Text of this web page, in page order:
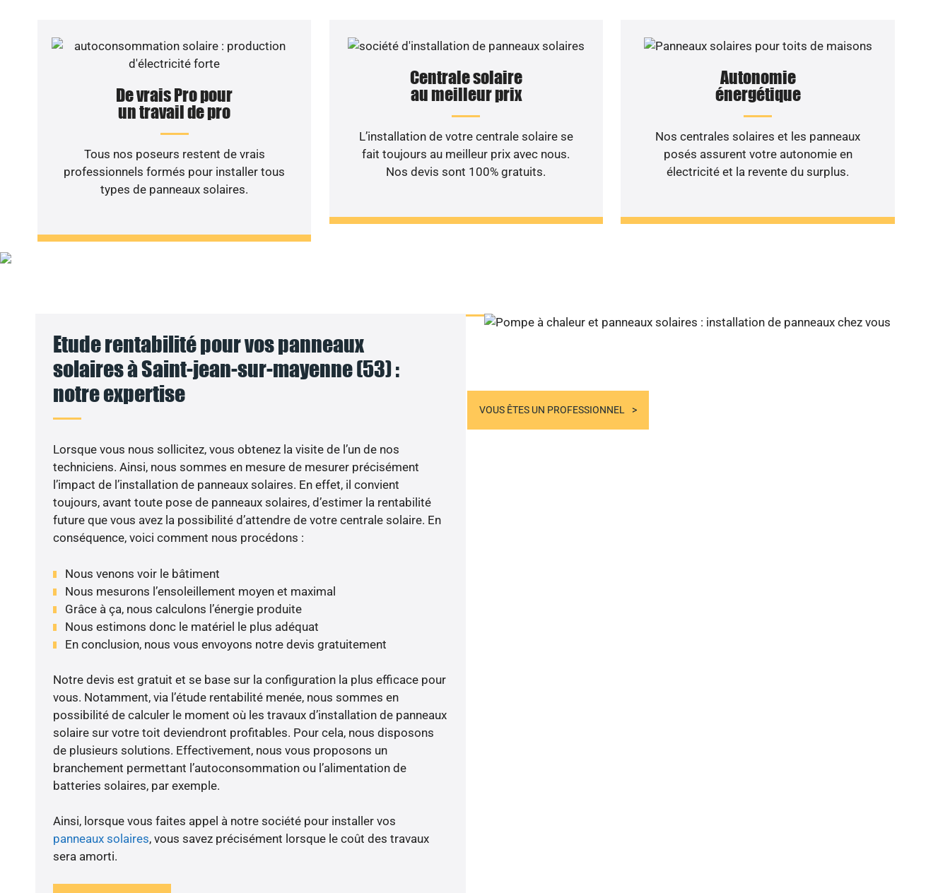
De vrais Pro pour
un travail de pro
Tous nos poseurs restent de vrais
professionnels formés pour installer tous
types de panneaux solaires.
Centrale solaire
au meilleur prix
L’installation de votre centrale solaire se
fait toujours au meilleur prix avec nous.
Nos devis sont 100% gratuits.
Autonomie
énergétique
Nos centrales solaires et les panneaux
posés assurent votre autonomie en
électricité et la revente du surplus.
VOUS ÊTES UN PROFESSIONNEL
Etude rentabilité pour vos panneaux
solaires à Saint-jean-sur-mayenne (53) :
notre expertise
Lorsque vous nous sollicitez, vous obtenez la visite de l’un de nos
techniciens. Ainsi, nous sommes en mesure de mesurer précisément
l’impact de l’installation de panneaux solaires. En effet, il convient
toujours, avant toute pose de panneaux solaires, d’estimer la rentabilité
future que vous avez la possibilité d’attendre de votre centrale solaire. En
conséquence, voici comment nous procédons :
Nous venons voir le bâtiment
Nous mesurons l’ensoleillement moyen et maximal
Grâce à ça, nous calculons l’énergie produite
Nous estimons donc le matériel le plus adéquat
En conclusion, nous vous envoyons notre devis gratuitement
Notre devis est gratuit et se base sur la configuration la plus efficace pour
vous. Notamment, via l’étude rentabilité menée, nous sommes en
possibilité de calculer le moment où les travaux d’installation de panneaux
solaire sur votre toit deviendront profitables. Pour cela, nous disposons
de plusieurs solutions. Effectivement, nous vous proposons un
branchement permettant l’autoconsommation ou l’alimentation de
batteries solaires, par exemple.
Ainsi, lorsque vous faites appel à notre société pour installer vos
panneaux solaires, vous savez précisément lorsque le coût des travaux
sera amorti.